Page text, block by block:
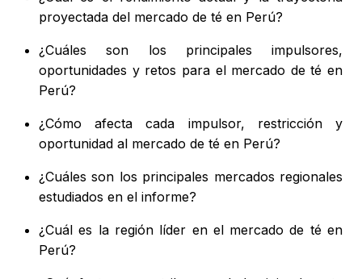
proyectada del mercado de té en Perú?
¿Cuáles son los principales impulsores,
oportunidades y retos para el mercado de té en
Perú?
¿Cómo afecta cada impulsor, restricción y
oportunidad al mercado de té en Perú?
¿Cuáles son los principales mercados regionales
estudiados en el informe?
¿Cuál es la región líder en el mercado de té en
Perú?